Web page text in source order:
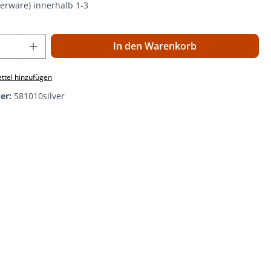
innerhalb 1-3
Anzahl: Gib den gewünschten Wert
In den Warenkorb
hinzufügen
581010silver